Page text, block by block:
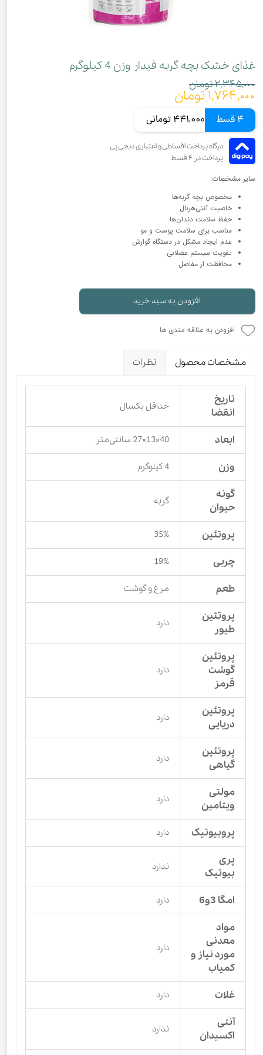
غذای خشک بچه گربه فیدار وزن 4 کیلوگرم
۲,۳۴۵,۰۰۰ تومان
۱,۷۶۴,۰۰۰ تومان
4 قسط 441,000 تومانی
سایر مشخصات:
مخصوص بچه گربه‌ها
خاصیت آنتی‌هربال
حفظ سلامت دندان‌ها
مناسب برای سلامت پوست و مو
عدم ایجاد مشکل در دستگاه گوارش
تقویت سیستم عضلانی
محافظت از مفاصل
افزودن به سبد خرید
افزودن به علاقه مندی ها
مشخصات محصول نظرات
تاریخ
انقضا
حداقل یکسال
ابعاد 40×13×27 سانتی‌متر
وزن 4 کیلوگرم
گونه
حیوان
گربه
پروتئین 35%
چربی 19%
طعم مرغ و گوشت
پروتئین
طیور
دارد
پروتئین
گوشت
قرمز
دارد
پروتئین
دریایی
دارد
پروتئین
گیاهی
دارد
مولتی
ویتامین
دارد
پروبیوتیک دارد
پری
بیوتیک
ندارد
امگا 3و6 دارد
مواد
معدنی
مورد نیاز و
کمیاب
دارد
غلات دارد
آنتی
اکسیدان
ندارد